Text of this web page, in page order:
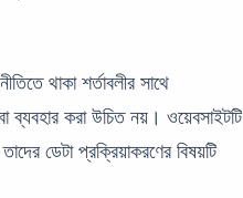
থাকা শর্তাবলীর সাথে
করা উচিত নয়। ওয়েবসাইটটি
ডেটা প্রক্রিয়াকরণের বিষয়টি